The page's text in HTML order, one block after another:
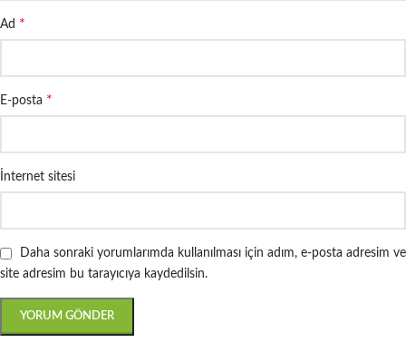
Ad *
E-posta *
İnternet sitesi
Daha sonraki yorumlarımda kullanılması için adım, e-posta adresim ve
site adresim bu tarayıcıya kaydedilsin.